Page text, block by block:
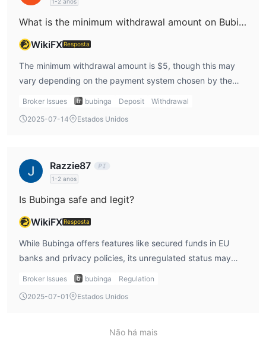
What is the minimum withdrawal amount on Bubinga?
WikiFX Resposta
The minimum withdrawal amount is $5, though this may
vary depending on the payment system chosen by the
Broker Issues bubinga Deposit
Withdrawal
2025-07-14
Estados Unidos
Razzie87
1-2 anos
Is Bubinga safe and legit?
WikiFX Resposta
While Bubinga offers features like secured funds in EU
banks and privacy policies, its unregulated status may
pose risks. Always exercise caution when trading with
Broker Issues bubinga
Regulation
2025-07-01
Estados Unidos
Não há mais